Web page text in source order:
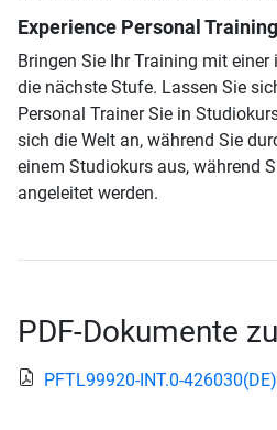
Experience Personal
Bringen Sie Ihr Training mit
die nächste Stufe. Lassen Sie
Personal Trainer Sie in
sich die Welt an, während Sie
einem Studiokurs aus, während
angeleitet werden.
PDF-Dokumente
PFTL99920-INT.0-426030(DE)